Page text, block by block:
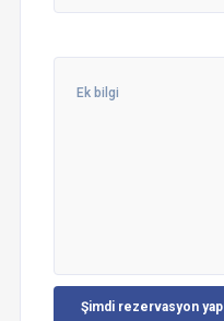
Şimdi rezervasyon yap